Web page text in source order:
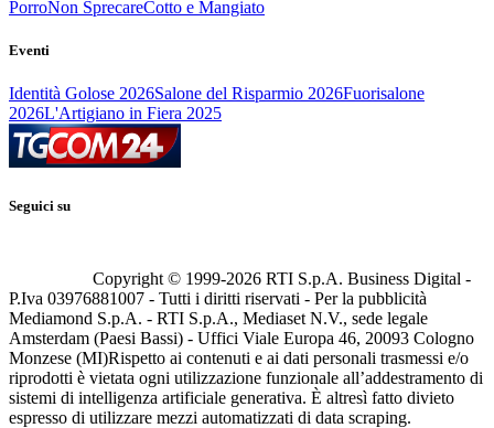
PorroNon SprecareCotto e Mangiato
Eventi
Identità Golose 2026Salone del Risparmio 2026Fuorisalone
2026L'Artigiano in Fiera 2025
Seguici su
Copyright © 1999-2026 RTI S.p.A. Business Digital -
P.Iva 03976881007 - Tutti i diritti riservati - Per la pubblicità
Mediamond S.p.A. - RTI S.p.A., Mediaset N.V., sede legale
Amsterdam (Paesi Bassi) - Uffici Viale Europa 46, 20093 Cologno
Monzese (MI)Rispetto ai contenuti e ai dati personali trasmessi e/o
riprodotti è vietata ogni utilizzazione funzionale all’addestramento di
sistemi di intelligenza artificiale generativa. È altresì fatto divieto
espresso di utilizzare mezzi automatizzati di data scraping.